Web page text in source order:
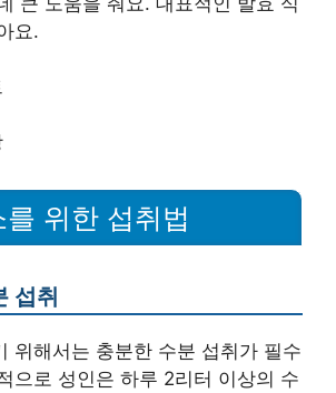
요.
를 위한 섭취법
섭취
위해서는 충분한 수분 섭취가 필수
으로 성인은 하루 2리터 이상의 수